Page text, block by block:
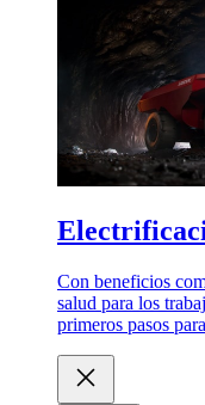
Con beneficios
salud para los
primeros pasos